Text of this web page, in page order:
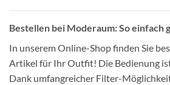
Bestellen bei Moderaum: So einfach
In unserem Online-Shop finden Sie
Artikel für Ihr Outfit! Die Bedienung
Dank umfangreicher Filter-